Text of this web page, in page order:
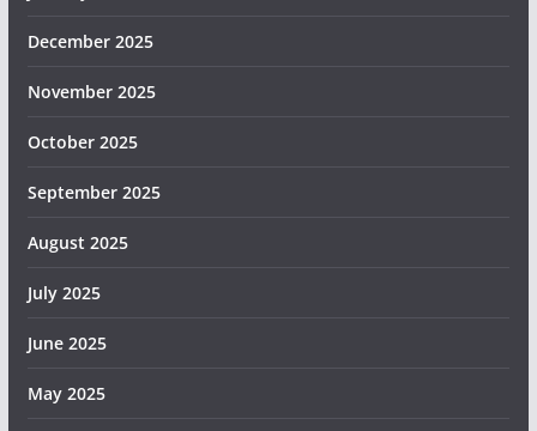
December 2025
November 2025
October 2025
September 2025
August 2025
July 2025
June 2025
May 2025